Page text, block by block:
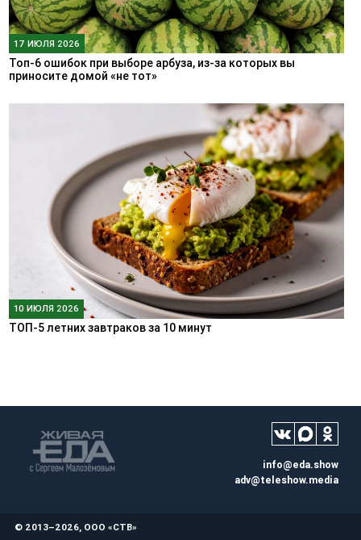
17 ИЮЛЯ 2026
Топ-6 ошибок при выборе арбуза, из-за которых вы
приносите домой «не тот»
10 ИЮЛЯ 2026
ТОП-5 летних завтраков за 10 минут
info@eda.show
adv@teleshow.media
© 2013–2026, ООО «СТВ»